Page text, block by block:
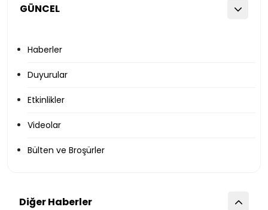
GÜNCEL
Haberler
Duyurular
Etkinlikler
Videolar
Bülten ve Broşürler
Diğer Haberler